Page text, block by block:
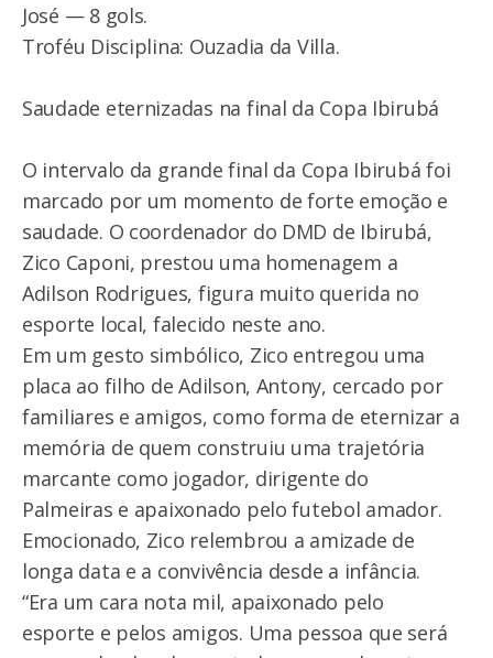
José — 8 gols.
Troféu Disciplina: Ouzadia da Villa.
Saudade eternizadas na final da Copa Ibirubá
O intervalo da grande final da Copa Ibirubá foi
marcado por um momento de forte emoção e
saudade. O coordenador do DMD de Ibirubá,
Zico Caponi, prestou uma homenagem a
Adilson Rodrigues, figura muito querida no
esporte local, falecido neste ano.
Em um gesto simbólico, Zico entregou uma
placa ao filho de Adilson, Antony, cercado por
familiares e amigos, como forma de eternizar a
memória de quem construiu uma trajetória
marcante como jogador, dirigente do
Palmeiras e apaixonado pelo futebol amador.
Emocionado, Zico relembrou a amizade de
longa data e a convivência desde a infância.
“Era um cara nota mil, apaixonado pelo
esporte e pelos amigos. Uma pessoa que será